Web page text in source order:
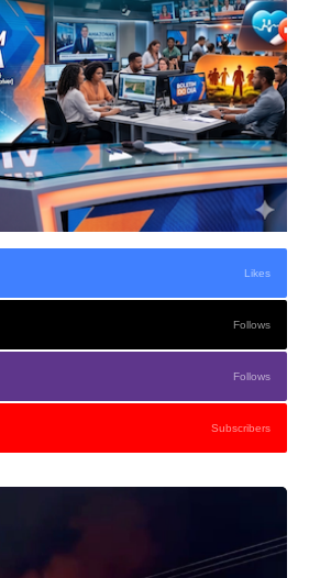
Likes
Follows
Follows
Subscribers